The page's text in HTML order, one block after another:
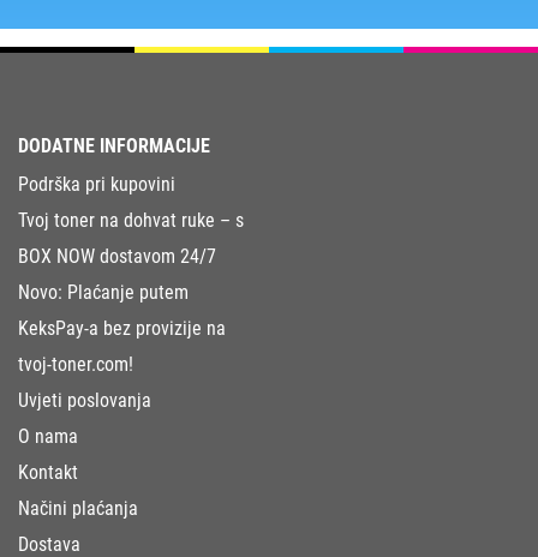
DODATNE INFORMACIJE
Podrška pri kupovini
Tvoj toner na dohvat ruke – s
BOX NOW dostavom 24/7
Novo: Plaćanje putem
KeksPay-a bez provizije na
tvoj-toner.com!
Uvjeti poslovanja
O nama
Kontakt
Načini plaćanja
Dostava